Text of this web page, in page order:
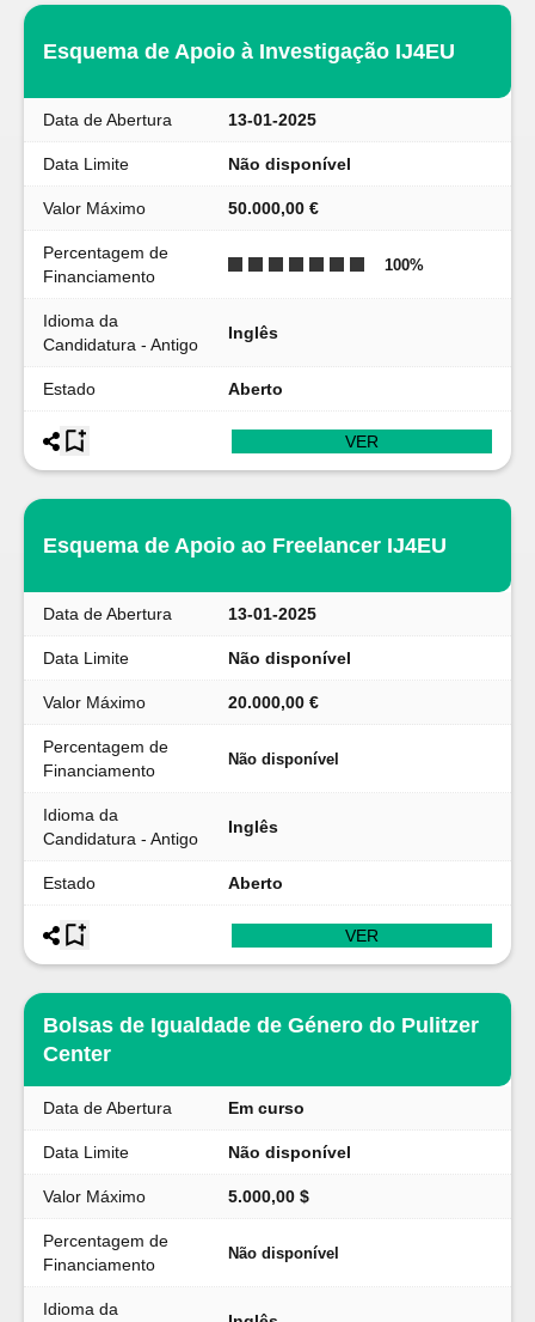
Esquema de Apoio à Investigação IJ4EU
Data de Abertura 13-01-2025
Data Limite Não disponível
Valor Máximo 50.000,00 €
Percentagem de
Financiamento
100%
Idioma da
Candidatura - Antigo
Inglês
Estado Aberto
VER
Esquema de Apoio ao Freelancer IJ4EU
Data de Abertura 13-01-2025
Data Limite Não disponível
Valor Máximo 20.000,00 €
Percentagem de
Financiamento
Não disponível
Idioma da
Candidatura - Antigo
Inglês
Estado Aberto
VER
Bolsas de Igualdade de Género do Pulitzer
Center
Data de Abertura Em curso
Data Limite Não disponível
Valor Máximo 5.000,00 $
Percentagem de
Financiamento
Não disponível
Idioma da